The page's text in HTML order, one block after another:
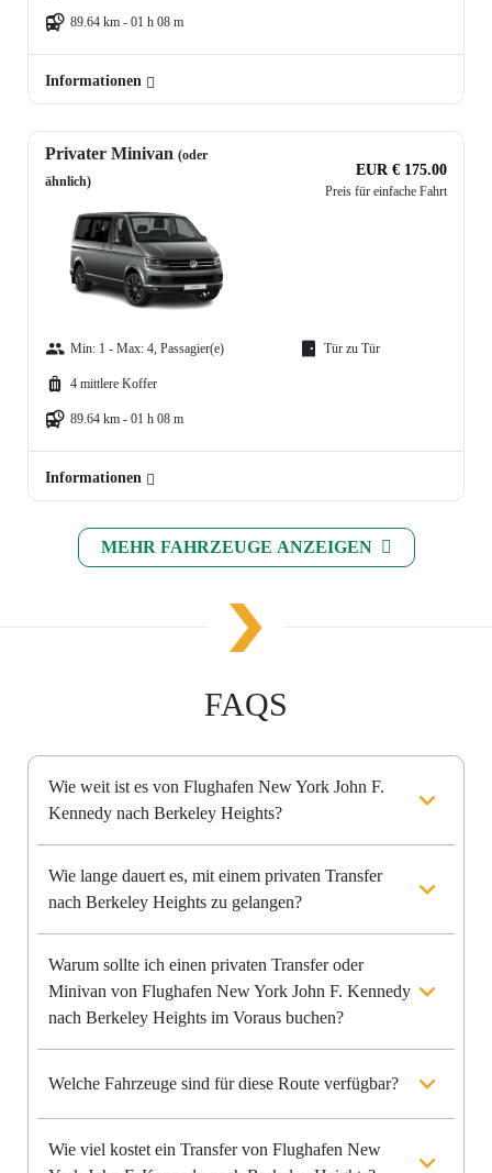
89.64 km - 01 h 08 m
Informationen
Privater Minivan (oder
ähnlich)
EUR € 175.00
Preis für einfache Fahrt
Min: 1 - Max: 4, Passagier(e)
4 mittlere Koffer
89.64 km - 01 h 08 m
Tür zu Tür
Informationen
MEHR FAHRZEUGE ANZEIGEN
FAQS
Wie weit ist es von Flughafen New York John F.
Kennedy nach Berkeley Heights?
Wie lange dauert es, mit einem privaten Transfer
nach Berkeley Heights zu gelangen?
Warum sollte ich einen privaten Transfer oder
Minivan von Flughafen New York John F. Kennedy
nach Berkeley Heights im Voraus buchen?
Welche Fahrzeuge sind für diese Route verfügbar?
Wie viel kostet ein Transfer von Flughafen New